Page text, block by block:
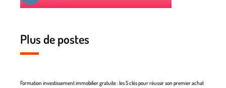
Plus de postes
Formation investissement immobilier gratuite : les 5 clés pour réussir son premier achat